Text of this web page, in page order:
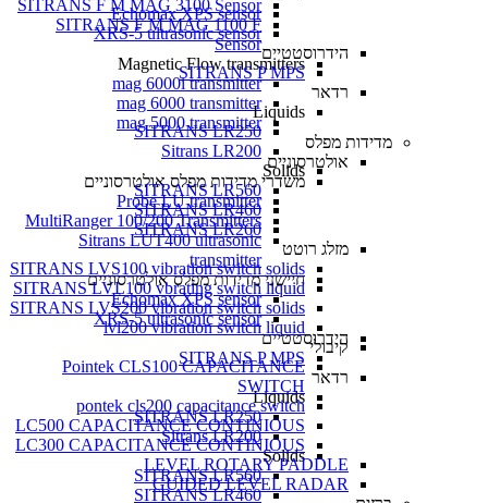
SITRANS F M MAG 3100 Sensor
SITRANS F M MAG 1100 F
Sensor
Magnetic Flow transmitters
mag 6000i transmitter
mag 6000 transmitter
mag 5000 transmitter
מדידות מפלס
אולטרסוניים
משדרי מדידות מפלס אולטרסוניים
Probe LU transmitter
MultiRanger 100/200 Transmitters
Sitrans LUT400 ultrasonic
transmitter
חיישני מדידות מפלס אולטרסוניים
Echomax XPS sensor
XRS-5 ultrasonic sensor
הידרוסטטיים
SITRANS P MPS
רדאר
Liquids
SITRANS LR250
Sitrans LR200
Solids
SITRANS LR560
SITRANS LR460
Echomax XPS sensor
XRS-5 ultrasonic sensor
הידרוסטטיים
SITRANS P MPS
רדאר
Liquids
SITRANS LR250
Sitrans LR200
Solids
SITRANS LR560
SITRANS LR460
SITRANS LR260
מזלג רוטט
SITRANS LVS100 vibration switch solids
SITRANS LVL100 vbrating switch liquid
SITRANS LVS200 vibration switch solids
lvl200 vibration switch liquid
קיבולי
Pointek CLS100 CAPACITANCE
SWITCH
pontek cls200 capacitance switch
LC500 CAPACITANCE CONTINIOUS
LC300 CAPACITANCE CONTINIOUS
LEVEL ROTARY PADDLE
GUIDED LEVEL RADAR